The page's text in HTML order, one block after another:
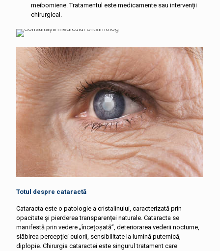
meibomiene. Tratamentul este medicamente sau intervenții
chirurgical.
Totul despre cataractă
Cataracta este o patologie a cristalinului, caracterizată prin
opacitate și pierderea transparenței naturale. Cataracta se
manifestă prin vedere „încețoșată”, deteriorarea vederii nocturne,
slăbirea percepției culorii, sensibilitate la lumină puternică,
diplopie. Chirurgia cataractei este singurul tratament care